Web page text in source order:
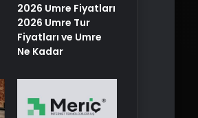
2026 Umre Fiyatları
2026 Umre Tur
Fiyatları ve Umre
Ne Kadar